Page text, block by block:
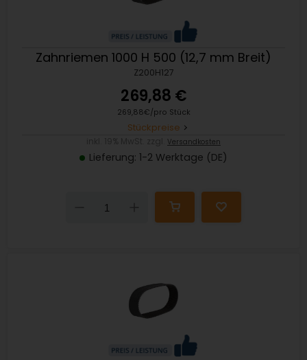
Zahnriemen 1000 H 500 (12,7 mm Breit)
Z200H127
269,88 €
269,88€/pro Stück
Stückpreise
Versandkosten
Lieferung: 1-2 Werktage (DE)
Down